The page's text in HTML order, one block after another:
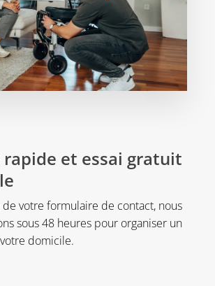
rapide et essai gratuit
votre formulaire de contact, nous
sous 48 heures pour organiser un
domicile.